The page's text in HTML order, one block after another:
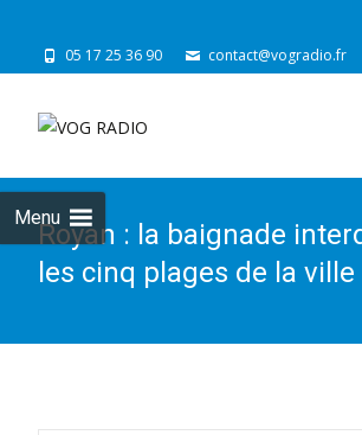
05 17 25 36 90 contact@vogradio.fr
Menu
Royan : la baignade
les cinq plages de la ville